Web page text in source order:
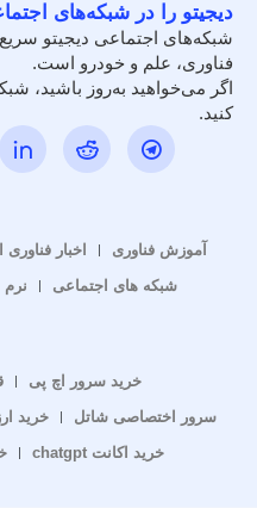
دیجیتو را در شبکه‌های
شبکه‌های اجتماعی دیجیتو
فناوری، علم و خودرو است.
اگر می‌خواهید به‌روز باشید،
کنید.
آموزش فناوری اخبار فناوری
شبکه های اجتماعی
نرم
خرید سرور اچ پی
سرور اختصاصی شاتل
خرید
خرید اکانت chatgpt